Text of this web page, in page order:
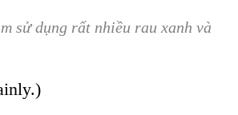
sử dụng rất nhiều rau xanh và